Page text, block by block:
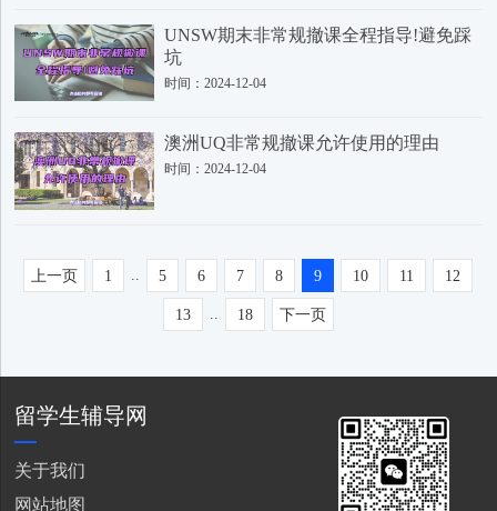
UNSW期末非常规撤课全程指导!避免踩
坑
时间：2024-12-04
澳洲UQ非常规撤课允许使用的理由
时间：2024-12-04
上一页 1 5 6 7 8 9 10 11 12
13 18 下一页
留学生辅导网
关于我们
网站地图